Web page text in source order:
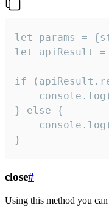
let params =
let apiResult =
if
} else {
}
close#
Using this method you